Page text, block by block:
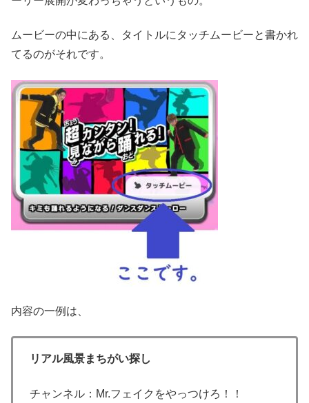
ムービーの中にある、タイトルにタッチムービーと書かれ
てるのがそれです。
内容の一例は、
リアル風景まちがい探し
チャンネル：Mr.フェイクをやっつけろ！！